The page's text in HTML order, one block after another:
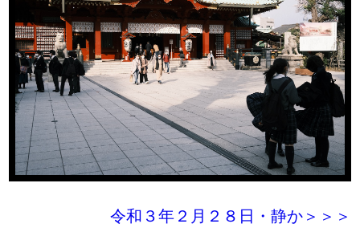
令和３年２月２８日・静か＞＞＞